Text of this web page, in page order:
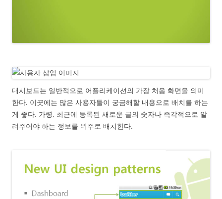
대시보드는 일반적으로 어플리케이션의 가장 처음 화면을 의미
한다. 이곳에는 많은 사용자들이 궁금해할 내용으로 배치를 하는
게 좋다. 가령, 최근에 등록된 새로운 글의 숫자나 즉각적으로 알
려주어야 하는 정보를 위주로 배치한다.